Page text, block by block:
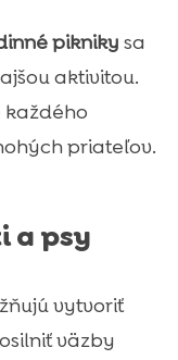
pikniky sa
aktivitou.
každého
priateľov.
a psy
vytvoriť
väzby